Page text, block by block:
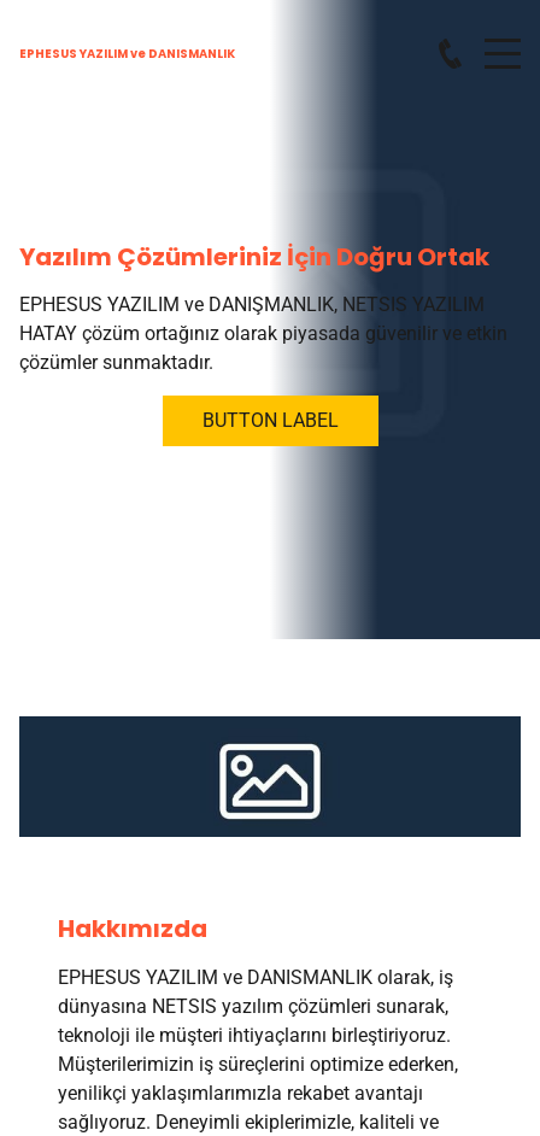
EPHESUS YAZILIM ve DANISMANLIK
Yazılım Çözümleriniz İçin Doğru Ortak
EPHESUS YAZILIM ve DANIŞMANLIK, NETSIS YAZILIM
HATAY çözüm ortağınız olarak piyasada güvenilir ve etkin
çözümler sunmaktadır.
BUTTON LABEL
Hakkımızda
EPHESUS YAZILIM ve DANISMANLIK olarak, iş
dünyasına NETSIS yazılım çözümleri sunarak,
teknoloji ile müşteri ihtiyaçlarını birleştiriyoruz.
Müşterilerimizin iş süreçlerini optimize ederken,
yenilikçi yaklaşımlarımızla rekabet avantajı
sağlıyoruz. Deneyimli ekiplerimizle, kaliteli ve